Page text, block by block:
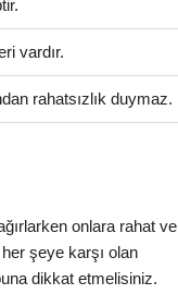
vardır.
rahatsızlık duymaz.
onlara rahat ve
şeye karşı olan
dikkat etmelisiniz.